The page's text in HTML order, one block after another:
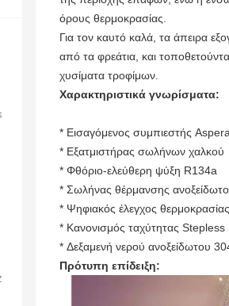
όρους θερμοκρασίας.
Για τον καυτό καλά, τα άπειρα
από τα φρεάτια, και
χυσίματα τροφίμων.
Χαρακτηριστικά γνωρίσματα:
* Εισαγόμενος συμπιεστής
* Εξατμιστήρας σωλήνων χαλκού
* Φθόριο-ελεύθερη ψύξη R134a
* Σωλήνας θέρμανσης
* Ψηφιακός έλεγχος θερμοκρασίας
* Κανονισμός ταχύτητας Stepless
* Δεξαμενή νερού ανοξείδωτου
Πρότυπη επίδειξη: